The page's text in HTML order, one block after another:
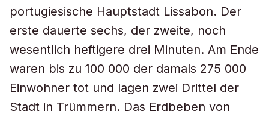
portugiesische Hauptstadt Lissabon. Der
erste dauerte sechs, der zweite, noch
wesentlich heftigere drei Minuten. Am Ende
waren bis zu 100 000 der damals 275 000
Einwohner tot und lagen zwei Drittel der
Stadt in Trümmern. Das Erdbeben von